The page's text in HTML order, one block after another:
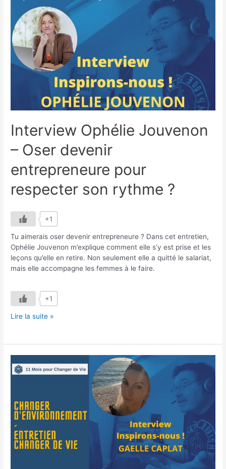
Interview Ophélie Jouvenon
– Oser devenir
entrepreneure pour
respecter son rythme ?
+1
Tu aimerais oser devenir entrepreneure ? Dans cet entretien,
Ophélie Jouvenon m’explique comment elle s’y est prise et les
leçons qu’elle en retire. Non seulement elle a quitté le salariat,
mais elle accompagne les femmes à le faire.
+1
Interview
devenir
respecter
son
rythme
Lire la suite »